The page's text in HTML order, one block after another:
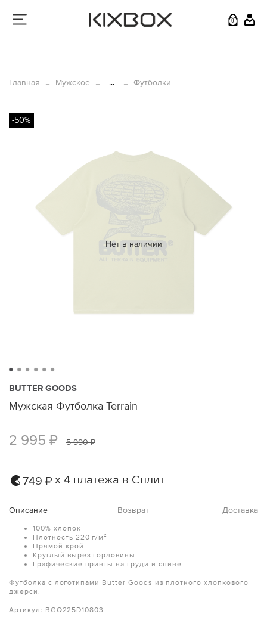
0
Главная Мужское ... Футболки
Нет в наличии
-50%
BUTTER GOODS
Мужская Футболка Terrain
2 995 ₽ 5 990 ₽
749 ₽ х 4 платежа в Сплит
Описание Возврат Доставка
100% хлопок
Плотность 220 г/м²
Прямой крой
Круглый вырез горловины
Графические принты на груди и спине
Футболка с логотипами Butter Goods из плотного хлопкового
джерси.
Артикул: BGQ225D10803